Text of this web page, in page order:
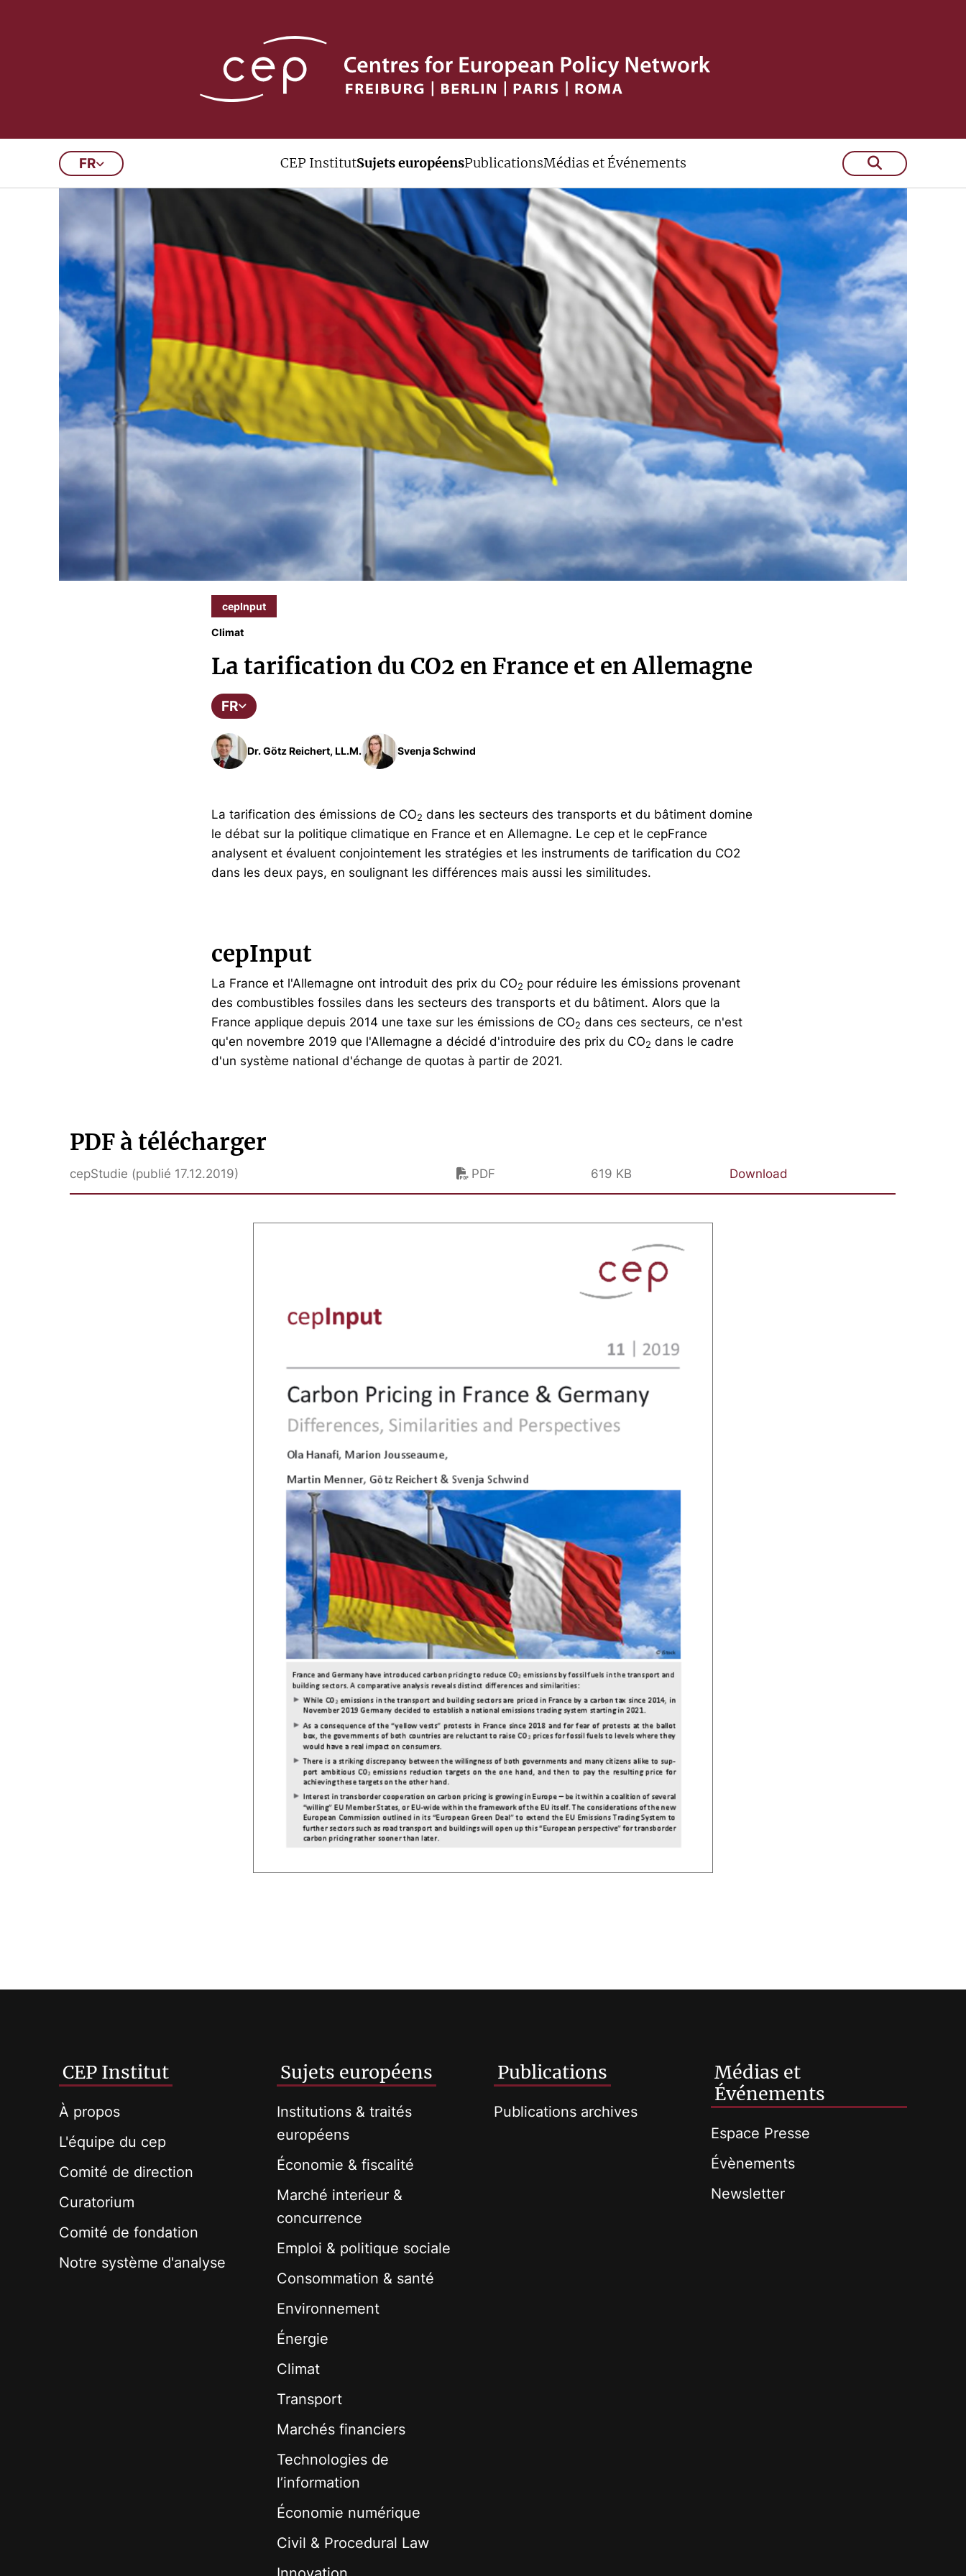
FR CEP InstitutSujets européensPublicationsMédias et Événements
cepInput
Climat
La tarification du CO2 en France et en Allemagne
FR
Dr. Götz Reichert, LL.M. Svenja Schwind
La tarification des émissions de CO2 dans les secteurs des transports et du bâtiment domine
le débat sur la politique climatique en France et en Allemagne. Le cep et le cepFrance
analysent et évaluent conjointement les stratégies et les instruments de tarification du CO2
dans les deux pays, en soulignant les différences mais aussi les similitudes.
cepInput
La France et l'Allemagne ont introduit des prix du CO2 pour réduire les émissions provenant
des combustibles fossiles dans les secteurs des transports et du bâtiment. Alors que la
France applique depuis 2014 une taxe sur les émissions de CO2 dans ces secteurs, ce n'est
qu'en novembre 2019 que l'Allemagne a décidé d'introduire des prix du CO2 dans le cadre
d'un système national d'échange de quotas à partir de 2021.
PDF à télécharger
cepStudie (publié 17.12.2019) PDF 619 KB Download
CEP Institut
À propos
L'équipe du cep
Comité de direction
Curatorium
Comité de fondation
Notre système d'analyse
Sujets européens
Institutions & traités
européens
Économie & fiscalité
Marché interieur &
concurrence
Emploi & politique sociale
Consommation & santé
Environnement
Énergie
Climat
Transport
Marchés financiers
Technologies de
l’information
Économie numérique
Civil & Procedural Law
Publications
Publications archives
Médias et
Événements
Espace Presse
Évènements
Newsletter